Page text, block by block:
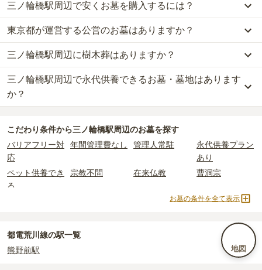
地図
三ノ輪橋駅周辺での購入費用の目安は、一般墓が約278万円、樹木
葬が約79万円、永代供養墓が約73万円です。
一般墓を建てる場合は、「永代使用料（土地代）」と「墓石代」の
2つが主な費用となります。
三ノ輪橋駅周辺の一般墓の永代使用料の平均は
で、墓石代
さ・素材によって変わります。
樹木葬・納骨堂・永代供養墓は、基本的に墓石代がかからず、永代
なお、お墓によっては以下の費用が別途かかる場合があります。
・開眼法要の費用：お墓を新しく建てた際に行う儀式のための費
用。僧侶に渡すお布施がかかります。
・納骨式の費用
：お墓に遺骨を納める儀式のための費用。僧侶に渡
すお布施、会食などの費用がかかります。
：お墓の管理費。契約後、毎年発生するケースがあり
正確な費用は、区画や石材の選び方によって大きく変わるため、見
積もりを取るまで確定しません。
三ノ輪橋駅周辺で安くお墓を購入するには？
三ノ輪橋駅周辺で一番安価なお墓は、梅林寺墓苑 永代供養墓・樹木
葬の永代供養墓で、10万円からお求めいただけます。
一般的に最も費用を抑えられるのは、他の方のご遺骨と一緒に埋葬
する「合祀墓（ごうしぼ）」と呼ばれるタイプです。個別のお墓に
比べて省スペースで管理の手間がかからないため、費用が安く設定
されています。
価格の目安は、1名あたり5万円〜30万円程度です。
三ノ輪橋駅周辺 で安価なお墓を探したい場合は、
び替えてお墓を探すのがおすすめです。
東京都が運営する公営のお墓はありますか？
三ノ輪橋駅周辺には、公営の霊園の掲載がありません。
一方で、東京都内には、県または市区町村が運営する公営の霊園が
16件あります。
公営霊園は民営の霊園と異なり、契約にあたって応募資格が設けら
主な条件として、遺骨がすでにある、該当の市区町村に一定年数以
上住んでいるなどが挙げられます。
条件を満たさない場合は、申し込み自体ができないことも多いた
め、事前の確認が重要です。
契約条件の詳細は、各霊園のページをご確認いただくか、資料請求
三ノ輪橋駅周辺に樹木葬はありますか？
三ノ輪橋駅周辺には、2件の樹木葬があります。
詳しくは、
三ノ輪橋駅周辺で永代供養できるお墓・墓地はあります
か？
詳しくは、三ノ輪橋駅周辺の永代供養の一覧をご覧ください。
こだわり条件から三ノ輪橋駅周辺のお墓を探す
バリアフリー対
応
年間管理費なし 管理人常駐
永代供養プラン
あり
ペット供養でき
る
宗教不問 在来仏教 曹洞宗
臨済宗
民営霊園
寺院墓地
2人用区画あり
3人用区画あり
お墓の条件を全て表示
都電荒川線の駅一覧
熊野前駅